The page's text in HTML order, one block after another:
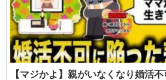
【マジかよ】親がいなくなり婚活